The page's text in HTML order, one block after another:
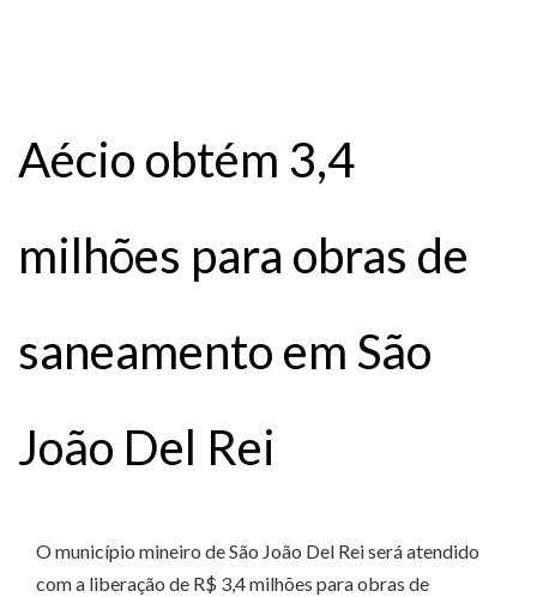
Aécio obtém 3,4
milhões para obras de
saneamento em São
João Del Rei
O município mineiro de São João Del Rei será atendido
com a liberação de R$ 3,4 milhões para obras de